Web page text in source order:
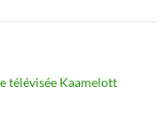
télévisée Kaamelott